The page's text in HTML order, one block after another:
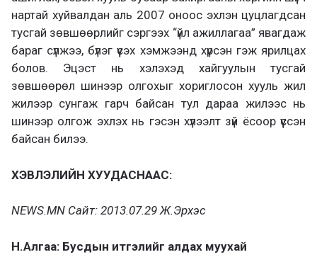
нартай хуйвалдан аль 2007 оноос эхлэн цуцлагдсан
тусгай зөвшөөрлийг сэргээх “үйл ажиллагаа” явагдаж
бараг сүлжээ, бүлэг үүсэх хэмжээнд хүрсэн гэж ярилцах
болов. Эцэст нь хэлэхэд хайгуулын тусгай
зөвшөөрөл шинээр олгохыг хориглосон хууль жил
жилээр сунгаж гарч байсан тул дараа жилээс нь
шинээр олгож эхлэх нь гэсэн хүлээлт зүй ёсоор үүссэн
байсан билээ.
ХЭВЛЭЛИЙН ХУУДАСНААС:
NEWS.MN Сайт: 2013.07.29 Ж.Эрхэс
Н.Алгаа: Бусдын итгэлийг алдах муухай